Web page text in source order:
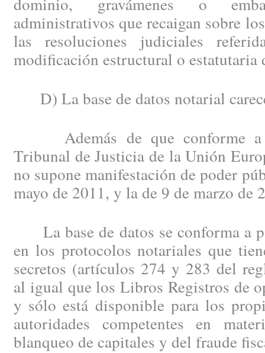
administrativos que recaigan sobre
las resoluciones judiciales
modificación estructural o estatutaria
D) La base de datos notarial
Además de que conforme a
Tribunal de Justicia de la Unión
no supone manifestación de poder
mayo de 2011, y la de 9 de marzo de
La base de datos se conforma a
en los protocolos notariales que
secretos (artículos 274 y 283 del
al igual que los Libros Registros de
y sólo está disponible para los
autoridades competentes en
blanqueo de capitales y del fraude